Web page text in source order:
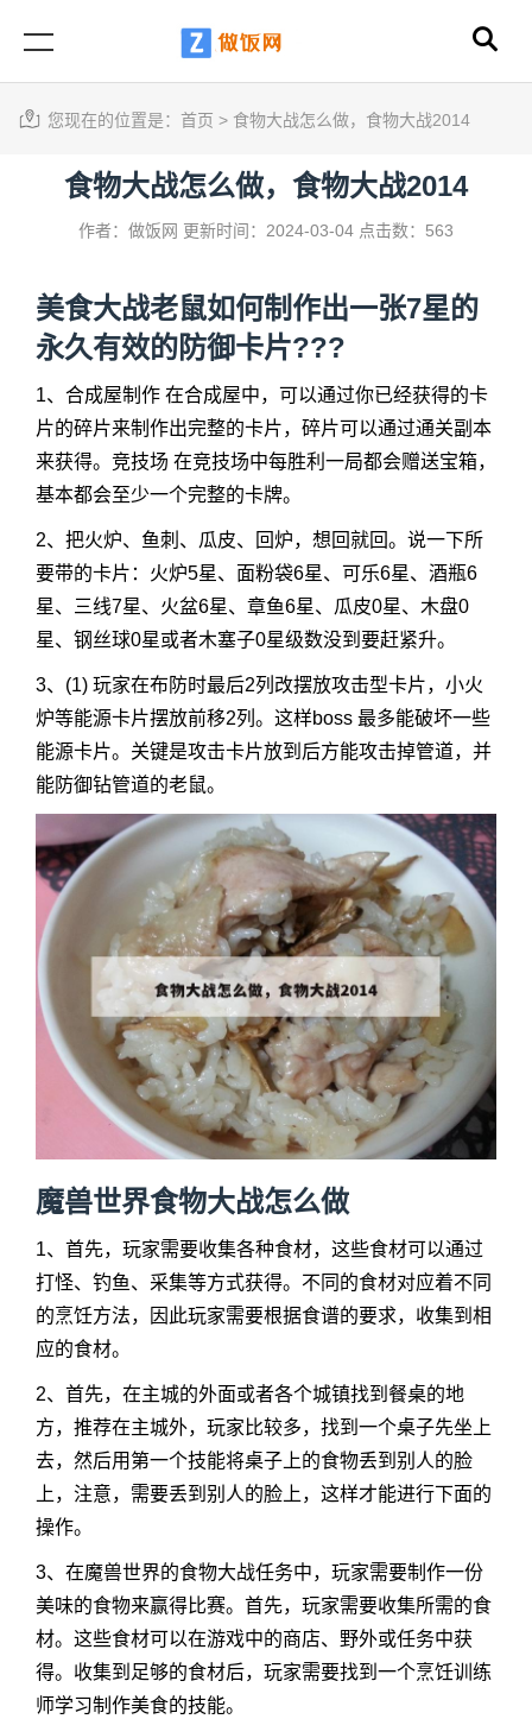
您现在的位置是： 首页 > 食物大战怎么做，食物大战2014
食物大战怎么做，食物大战2014
作者：做饭网 更新时间：2024-03-04 点击数：563
美食大战老鼠如何制作出一张7星的
永久有效的防御卡片???
1、合成屋制作 在合成屋中，可以通过你已经获得的卡
片的碎片来制作出完整的卡片，碎片可以通过通关副本
来获得。竞技场 在竞技场中每胜利一局都会赠送宝箱，
基本都会至少一个完整的卡牌。
2、把火炉、鱼刺、瓜皮、回炉，想回就回。说一下所
要带的卡片：火炉5星、面粉袋6星、可乐6星、酒瓶6
星、三线7星、火盆6星、章鱼6星、瓜皮0星、木盘0
星、钢丝球0星或者木塞子0星级数没到要赶紧升。
3、(1) 玩家在布防时最后2列改摆放攻击型卡片，小火
炉等能源卡片摆放前移2列。这样boss 最多能破坏一些
能源卡片。关键是攻击卡片放到后方能攻击掉管道，并
能防御钻管道的老鼠。
魔兽世界食物大战怎么做
1、首先，玩家需要收集各种食材，这些食材可以通过
打怪、钓鱼、采集等方式获得。不同的食材对应着不同
的烹饪方法，因此玩家需要根据食谱的要求，收集到相
应的食材。
2、首先，在主城的外面或者各个城镇找到餐桌的地
方，推荐在主城外，玩家比较多，找到一个桌子先坐上
去，然后用第一个技能将桌子上的食物丢到别人的脸
上，注意，需要丢到别人的脸上，这样才能进行下面的
操作。
3、在魔兽世界的食物大战任务中，玩家需要制作一份
美味的食物来赢得比赛。首先，玩家需要收集所需的食
材。这些食材可以在游戏中的商店、野外或任务中获
得。收集到足够的食材后，玩家需要找到一个烹饪训练
师学习制作美食的技能。